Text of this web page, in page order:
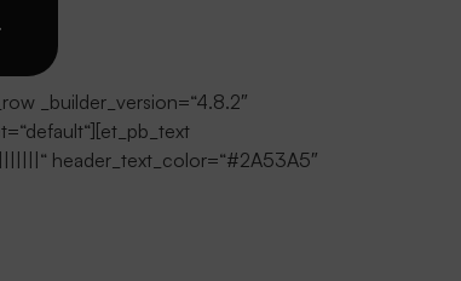
_builder_version=“4.8.2″
header_text_color=“#2A53A5″